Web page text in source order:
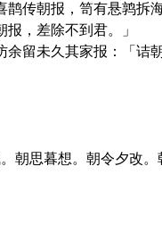
传朝报，笥有悬鹑拆海
，差除不到君。」
留未久其家报：「诘
。朝思暮想。朝令夕改